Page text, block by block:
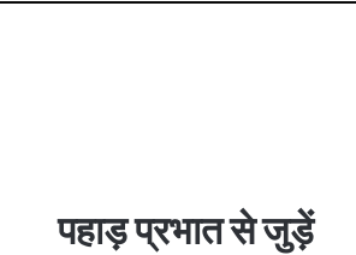
पहाड़ प्रभात से जुड़ें